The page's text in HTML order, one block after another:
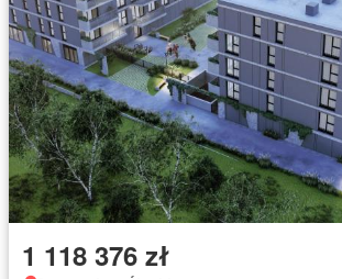
1 118 376 zł